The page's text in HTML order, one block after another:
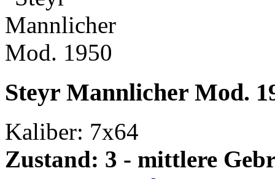
Steyr Mannlicher Mod.
Kaliber: 7x64
Zustand: 3 - mittlere